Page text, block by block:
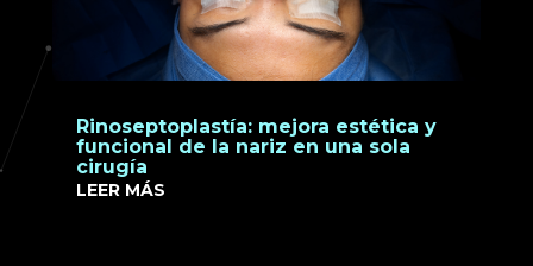
Rinoseptoplastía: mejora estética y
funcional de la nariz en una sola
cirugía
LEER MÁS